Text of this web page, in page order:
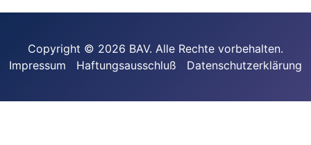
Copyright © 2026 BAV. Alle Rechte vorbehalten.
Impressum
Haftungsausschluß Datenschutzerklärung